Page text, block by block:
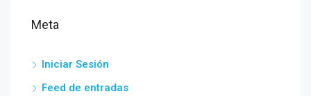
Meta
Iniciar Sesión
Feed de entradas